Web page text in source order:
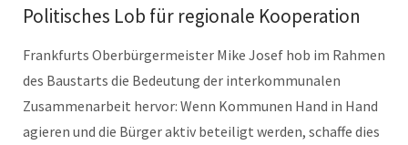
Politisches Lob für regionale Kooperation
Frankfurts Oberbürgermeister Mike Josef hob im Rahmen
des Baustarts die Bedeutung der interkommunalen
Zusammenarbeit hervor: Wenn Kommunen Hand in Hand
agieren und die Bürger aktiv beteiligt werden, schaffe dies